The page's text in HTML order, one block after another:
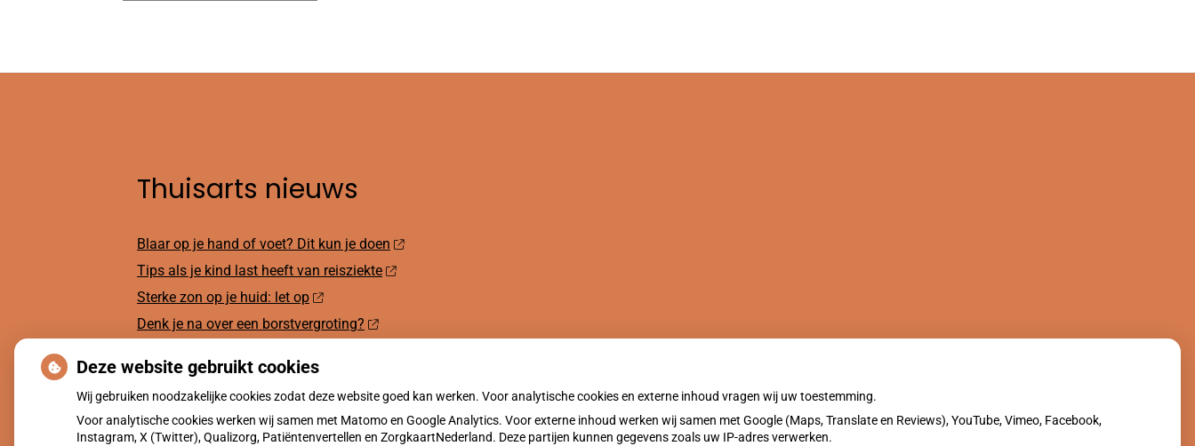
Thuisarts nieuws
Blaar op je hand of voet? Dit kun je doen
Tips als je kind last heeft van reisziekte
Sterke zon op je huid: let op
Denk je na over een borstvergroting?
Deze website gebruikt cookies
Wij gebruiken noodzakelijke cookies zodat deze website goed kan werken. Voor analytische cookies en externe inhoud vragen wij uw toestemming.
Voor analytische cookies werken wij samen met Matomo en Google Analytics. Voor externe inhoud werken wij samen met Google (Maps, Translate en Reviews), YouTube, Vimeo, Facebook,
Instagram, X (Twitter), Qualizorg, Patiëntenvertellen en ZorgkaartNederland. Deze partijen kunnen gegevens zoals uw IP-adres verwerken.